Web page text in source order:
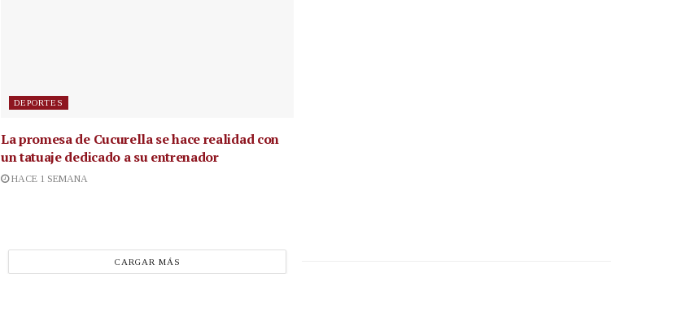
DEPORTES
La promesa de Cucurella se hace realidad con
un tatuaje dedicado a su entrenador
HACE 1 SEMANA
CARGAR MÁS